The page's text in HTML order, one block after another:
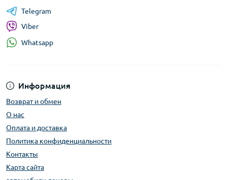
Информация
Возврат и обмен
О нас
Оплата и доставка
Политика конфиденциальности
Контакты
Карта сайта
Telegram
Viber
Whatsapp